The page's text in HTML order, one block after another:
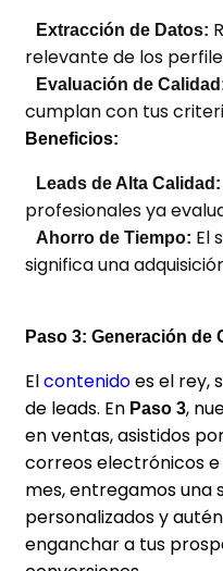
Extracción de Datos:
relevante de los
Evaluación de
cumplan con tus
Beneficios:
Leads de Alta Calidad:
profesionales ya
Ahorro de Tiempo: El
significa una
Paso 3: Generación de
Elcontenidoes el rey,
de leads. En Paso 3,
en ventas,asistidos
correos electrónicos e
mes, entregamos una
personalizados y
enganchar a tus